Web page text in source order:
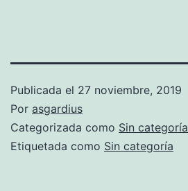
Publicada el 27 noviembre, 2019
Por asgardius
Categorizada como Sin categoría
Etiquetada como Sin categoría